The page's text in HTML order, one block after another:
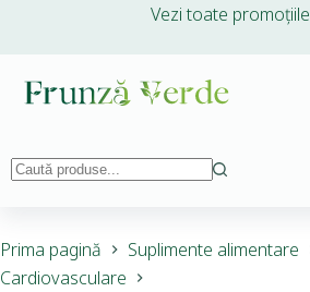
Vezi toate promoțiile
Prima pagină
Suplimente alimentare
Cardiovasculare